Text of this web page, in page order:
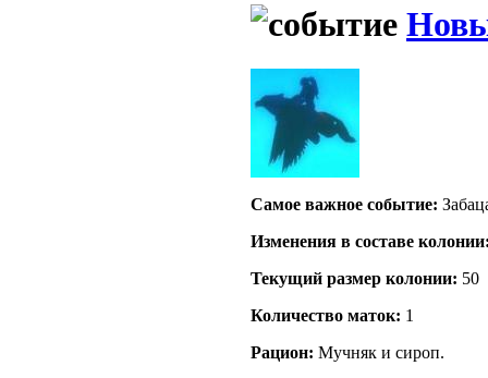
Самое важное событие:
Изменения в составе
Текущий размер кoлонии: 50
Количество маток: 1
Рацион: Мучняк и сироп.